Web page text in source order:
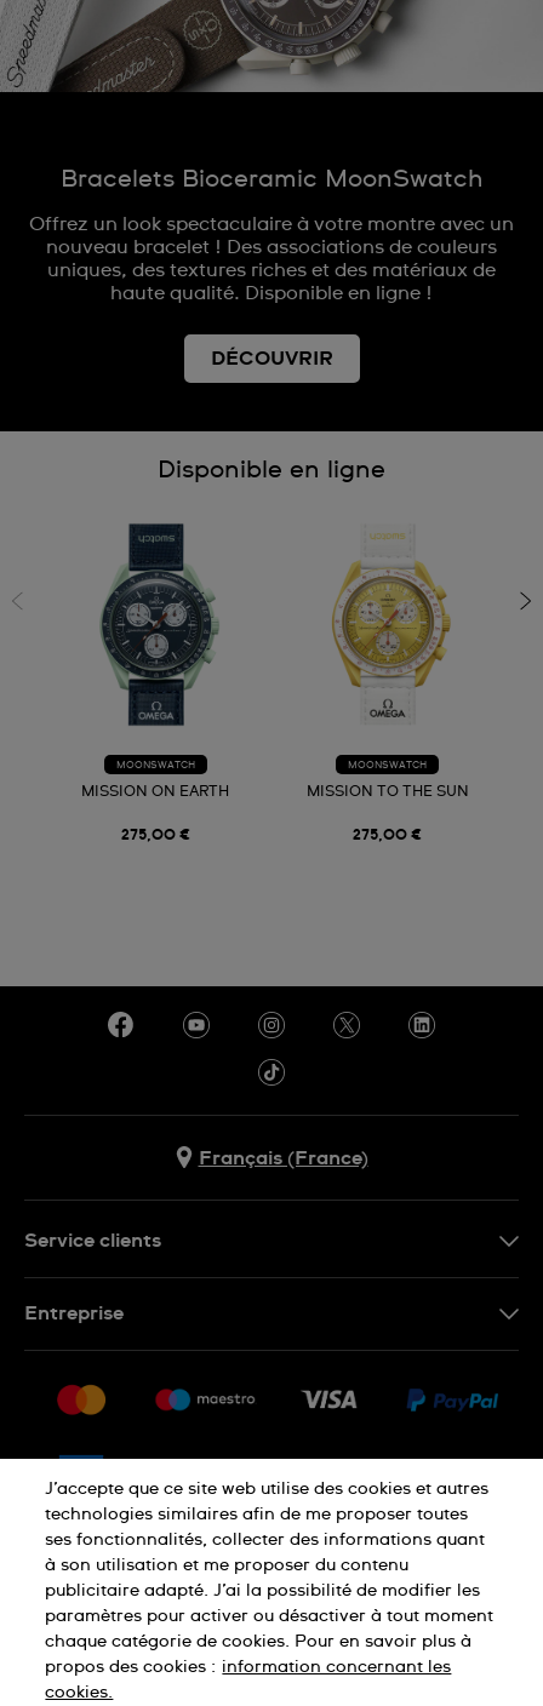
Bracelets Bioceramic MoonSwatch
Offrez un look spectaculaire à votre montre avec un
nouveau bracelet ! Des associations de couleurs
uniques, des textures riches et des matériaux de
haute qualité. Disponible en ligne !
DÉCOUVRIR
Disponible en ligne
MOONSWATCH
MISSION ON EARTH
275,00 €
MOONSWATCH
MISSION TO THE SUN
275,00 €
Français (France)
Service clients
Retour
CGV
Droit de rétractation
Entreprise
Nous rejoindre
Déclaration de confidentialité
Cookies Mentions légales
J’accepte que ce site web utilise des cookies et autres
technologies similaires afin de me proposer toutes
ses fonctionnalités, collecter des informations quant
à son utilisation et me proposer du contenu
publicitaire adapté. J’ai la possibilité de modifier les
paramètres pour activer ou désactiver à tout moment
chaque catégorie de cookies. Pour en savoir plus à
propos des cookies : information concernant les
cookies.